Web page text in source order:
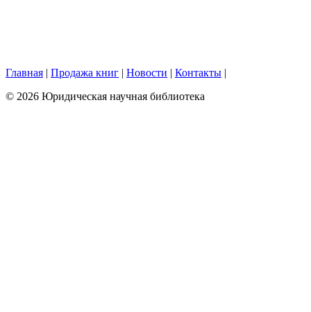
Главная | Продажа книг | Новости | Контакты |
© 2026 Юридическая научная библиотека